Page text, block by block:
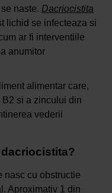
naste. Dacriocistita
lichid se infecteaza si
ar fi interventiile
anumitor
alimentar care,
si a zincului din
vederii
nasc cu obstructie
Aproximativ 1 din